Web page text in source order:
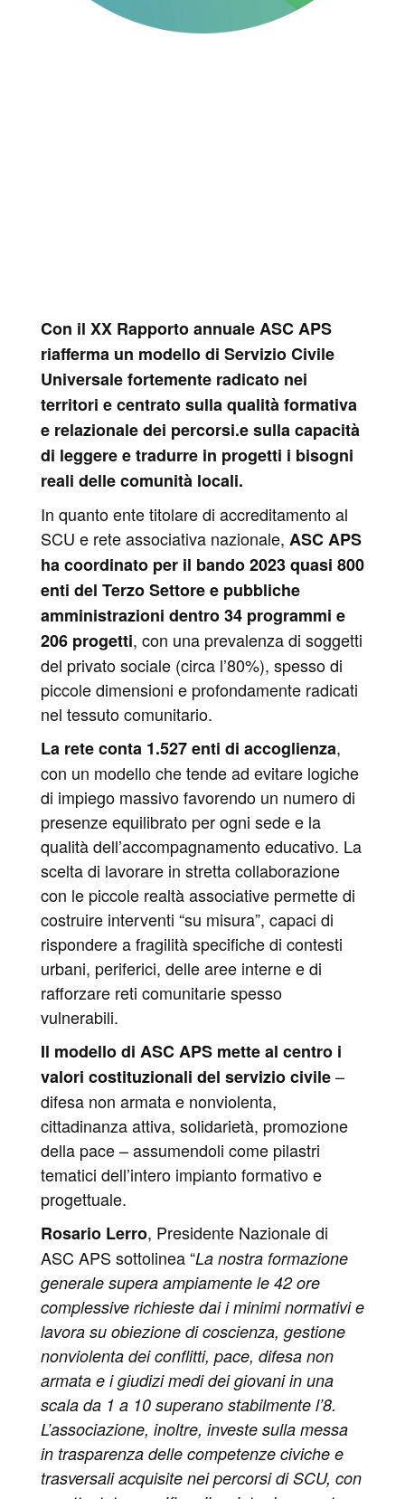
Con il XX Rapporto annuale ASC APS
riafferma un modello di Servizio Civile
Universale fortemente radicato nei
territori e centrato sulla qualità formativa
e relazionale dei percorsi.e sulla capacità
di leggere e tradurre in progetti i bisogni
reali delle comunità locali.
In quanto ente titolare di accreditamento al
SCU e rete associativa nazionale, ASC APS
ha coordinato per il bando 2023 quasi 800
enti del Terzo Settore e pubbliche
amministrazioni dentro 34 programmi e
206 progetti, con una prevalenza di soggetti
del privato sociale (circa l’80%), spesso di
piccole dimensioni e profondamente radicati
nel tessuto comunitario.
La rete conta 1.527 enti di accoglienza,
con un modello che tende ad evitare logiche
di impiego massivo favorendo un numero di
presenze equilibrato per ogni sede e la
qualità dell’accompagnamento educativo. La
scelta di lavorare in stretta collaborazione
con le piccole realtà associative permette di
costruire interventi “su misura”, capaci di
rispondere a fragilità specifiche di contesti
urbani, periferici, delle aree interne e di
rafforzare reti comunitarie spesso
vulnerabili.
Il modello di ASC APS mette al centro i
valori costituzionali del servizio civile–
difesa non armata e nonviolenta,
cittadinanza attiva, solidarietà, promozione
della pace – assumendoli come pilastri
tematici dell’intero impianto formativo e
progettuale.
Rosario Lerro, Presidente Nazionale di
ASC APS sottolinea “La nostra formazione
generale supera ampiamente le 42 ore
complessive richieste dai i minimi normativi e
lavora su obiezione di coscienza, gestione
nonviolenta dei conflitti, pace, difesa non
armata e i giudizi medi dei giovani in una
scala da 1 a 10 superano stabilmente l’8.
L’associazione, inoltre, investe sulla messa
in trasparenza delle competenze civiche e
trasversali acquisite nei percorsi di SCU, con